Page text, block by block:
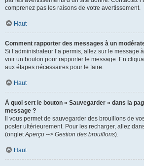
comprenez pas les raisons de votre avertissement.
Haut
Comment rapporter des messages à un
Si l’administrateur l’a permis, allez sur le message
voir un bouton pour rapporter le message. En
aux étapes nécessaires pour le faire.
Haut
À quoi sert le bouton « Sauvegarder » dans la
message ?
Il vous permet de sauvegarder des brouillons de
poster ultérieurement. Pour les recharger, allez
(ongletAperçu --> Gestion des brouillons).
Haut